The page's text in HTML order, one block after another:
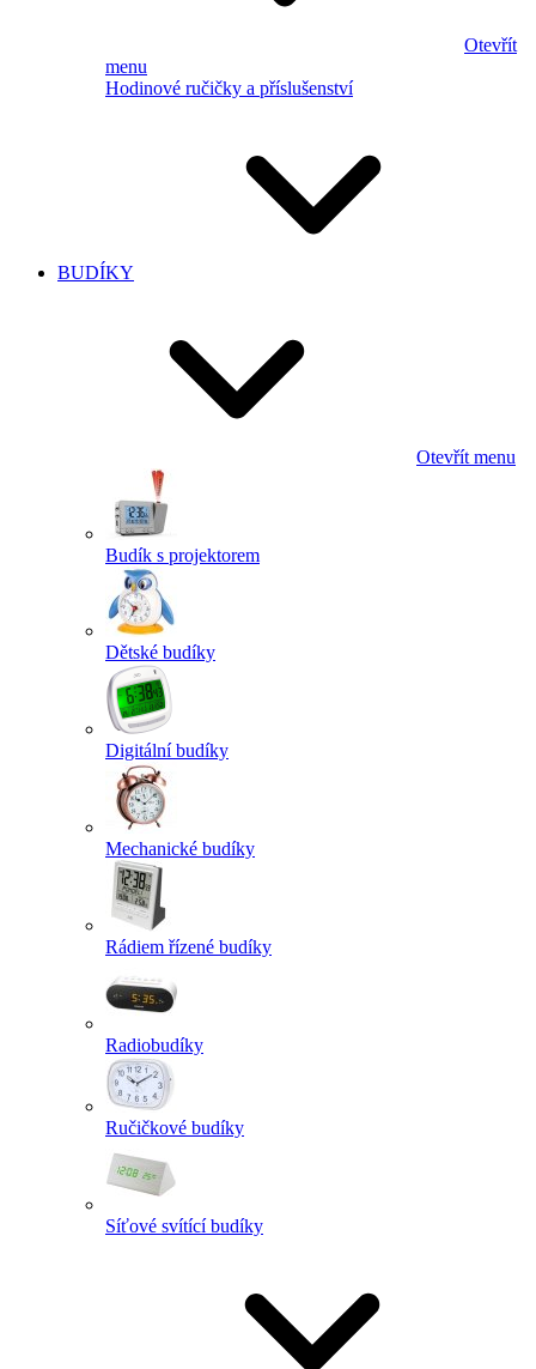
Otevřít
menu
Hodinové ručičky a příslušenství
BUDÍKY
Otevřít menu
Budík s projektorem
Dětské budíky
Digitální budíky
Mechanické budíky
Rádiem řízené budíky
Radiobudíky
Ručičkové budíky
Síťové svítící budíky